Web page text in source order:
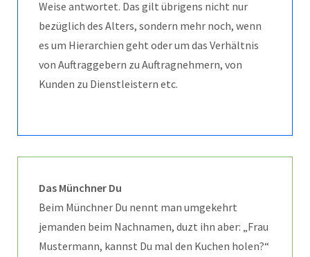
Weise antwortet. Das gilt übrigens nicht nur
bezüglich des Alters, sondern mehr noch, wenn
es um Hierarchien geht oder um das Verhältnis
von Auftraggebern zu Auftragnehmern, von
Kunden zu Dienstleistern etc.
Das Münchner Du
Beim Münchner Du nennt man umgekehrt
jemanden beim Nachnamen, duzt ihn aber: „Frau
Mustermann, kannst Du mal den Kuchen holen?“